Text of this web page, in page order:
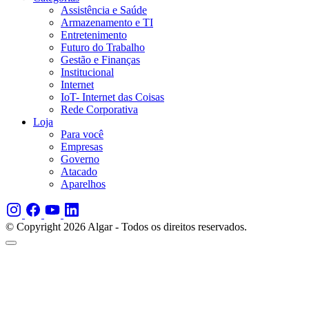
Assistência e Saúde
Armazenamento e TI
Entretenimento
Futuro do Trabalho
Gestão e Finanças
Institucional
Internet
IoT- Internet das Coisas
Rede Corporativa
Loja
Para você
Empresas
Governo
Atacado
Aparelhos
© Copyright 2026 Algar - Todos os direitos reservados.